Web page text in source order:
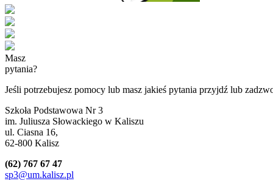
Masz
pytania?
Jeśli potrzebujesz pomocy lub masz jakieś pytania przyjdź lub
Szkoła Podstawowa Nr 3
im. Juliusza Słowackiego w Kaliszu
ul. Ciasna 16,
62-800 Kalisz
(62) 767 67 47
sp3@um.kalisz.pl